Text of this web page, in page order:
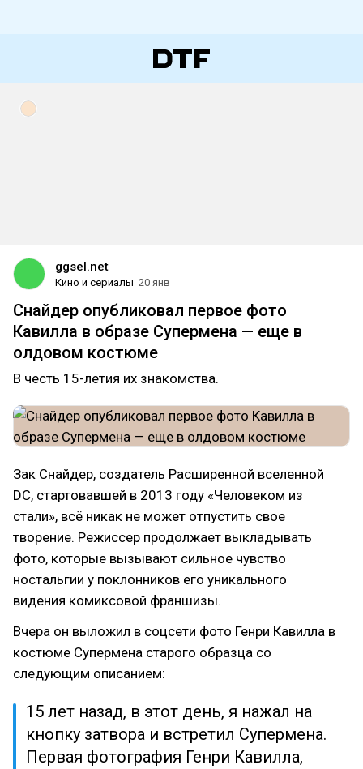
ggsel.net
Кино и сериалы 20 янв
Снайдер опубликовал первое фото
Кавилла в образе Супермена — еще в
олдовом костюме
В честь 15-летия их знакомства.
Зак Снайдер, создатель Расширенной вселенной
DC, стартовавшей в 2013 году «Человеком из
стали», всё никак не может отпустить свое
творение. Режиссер продолжает выкладывать
фото, которые вызывают сильное чувство
ностальгии у поклонников его уникального
видения комиксовой франшизы.
Вчера он выложил в соцсети фото Генри Кавилла в
костюме Супермена старого образца со
следующим описанием:
15 лет назад, в этот день, я нажал на
кнопку затвора и встретил Супермена.
Первая фотография Генри Кавилла,